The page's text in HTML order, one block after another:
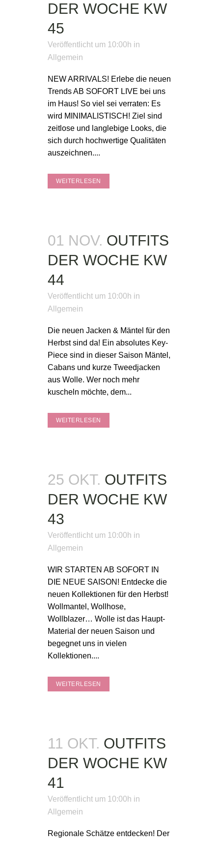
DER WOCHE KW
45
Veröffentlicht um 10:00h in
Allgemein
NEW ARRIVALS! Erlebe die neuen
Trends AB SOFORT LIVE bei uns
im Haus! So viel sei verraten: Es
wird MINIMALISTISCH! Ziel sind
zeitlose und langlebige Looks, die
sich durch hochwertige Qualitäten
auszeichnen....
WEITERLESEN
01 NOV. OUTFITS
DER WOCHE KW
44
Veröffentlicht um 10:00h in
Allgemein
Die neuen Jacken & Mäntel für den
Herbst sind da! Ein absolutes Key-
Piece sind in dieser Saison Mäntel,
Cabans und kurze Tweedjacken
aus Wolle. Wer noch mehr
kuscheln möchte, dem...
WEITERLESEN
25 OKT. OUTFITS
DER WOCHE KW
43
Veröffentlicht um 10:00h in
Allgemein
WIR STARTEN AB SOFORT IN
DIE NEUE SAISON! Entdecke die
neuen Kollektionen für den Herbst!
Wollmantel, Wollhose,
Wollblazer… Wolle ist das Haupt-
Material der neuen Saison und
begegnet uns in vielen
Kollektionen....
WEITERLESEN
11 OKT. OUTFITS
DER WOCHE KW
41
Veröffentlicht um 10:00h in
Allgemein
Regionale Schätze entdecken! Der